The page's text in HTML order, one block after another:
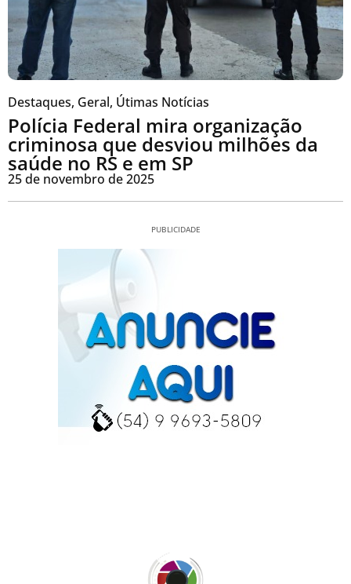
Destaques, Geral, Útimas Notícias
Polícia Federal mira organização
criminosa que desviou milhões da
saúde no RS e em SP
25 de novembro de 2025
PUBLICIDADE